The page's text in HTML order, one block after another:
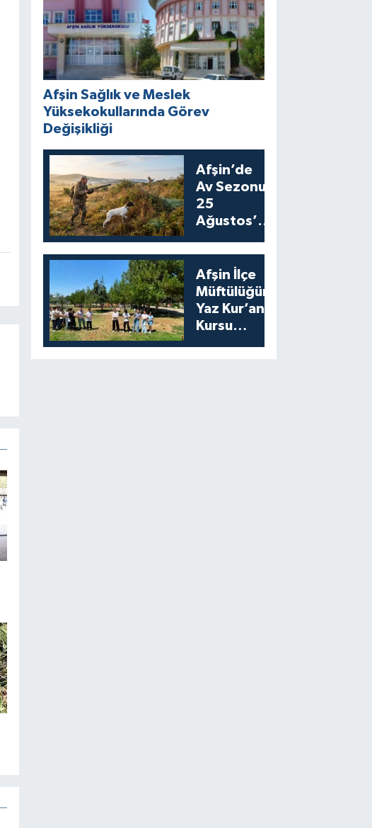
Afşin Sağlık ve Meslek
Yüksekokullarında Görev
Değişikliği
Afşin’de
Av Sezonu
25
Ağustos’ta
Avıyla
Açılıyor
Afşin İlçe
Müftülüğünden
Yaz Kur’an
Kursu